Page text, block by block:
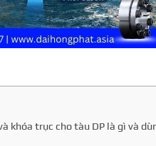
khóa trục cho tàu DP là gì và